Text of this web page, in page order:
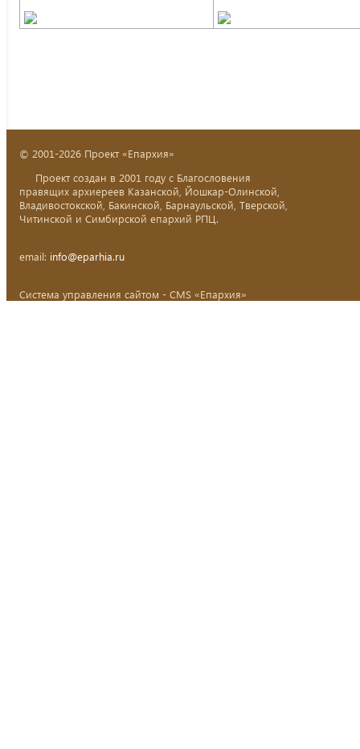
© 2001-2026 Проект «Епархия»
Проект создан в 2001 году с Благословения
правящих архиереев Казанской, Йошкар-Олинской,
Владивостокской, Бакинской, Барнаульской, Тверской,
Читинской и Симбирской епархий РПЦ.
email: info@eparhia.ru
Система управления сайтом - CMS «Епархия»